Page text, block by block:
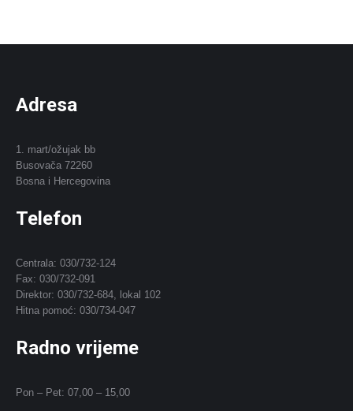
Adresa
1. mart/ožujak bb
Busovača 72260
Bosna i Hercegovina
Telefon
Centrala: 030/732-124
Fax: 030/732-091
Direktor: 030/732-684, lokal 102
Hitna pomoć: 030/734-047
Radno vrijeme
Pon – Pet: 07,00 – 15,00